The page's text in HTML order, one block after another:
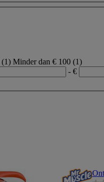
(1) Minder dan € 100 (1)
- €